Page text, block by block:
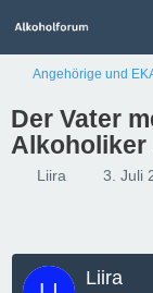
Angehörige und
Der Vater
Alkoholiker
Liira 3. Juli
Liira